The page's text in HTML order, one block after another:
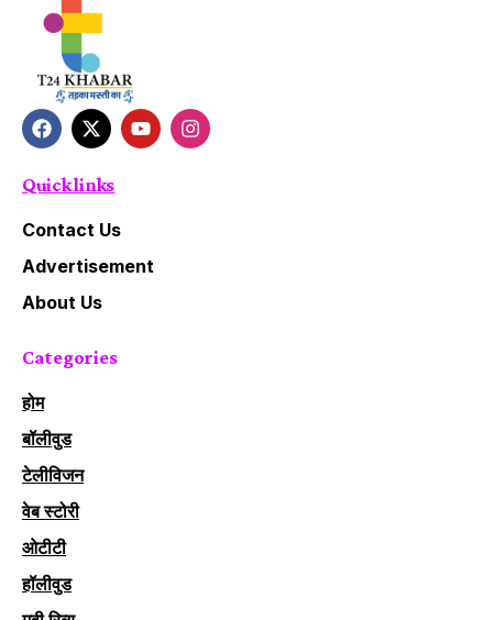
Quick links
Contact Us
Advertisement
About Us
Categories
होम
बॉलीवुड
टेलीविजन
वेब स्टोरी
ओटीटी
हॉलीवुड